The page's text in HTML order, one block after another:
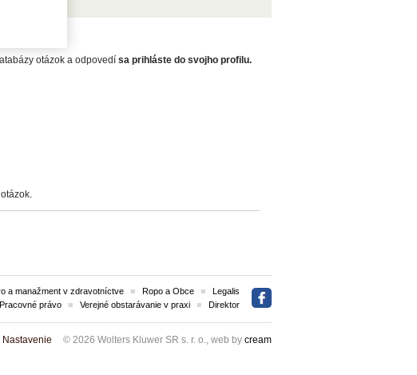
otázok a odpovedí sa prihláste do svojho profilu.
a manažment v zdravotníctve Ropo a Obce
Legalis
Pracovné právo
Verejné obstarávanie v praxi Direktor
Nastavenie
© 2026 Wolters Kluwer SR s. r. o., web by cream